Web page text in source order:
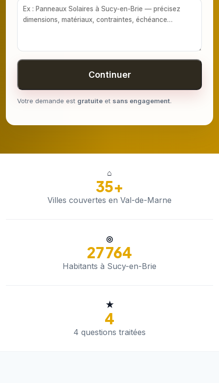
Continuer
Votre demande est gratuite et sans engagement.
⌂
35+
Villes couvertes en Val-de-Marne
◎
27 764
Habitants à Sucy-en-Brie
★
4
4 questions traitées